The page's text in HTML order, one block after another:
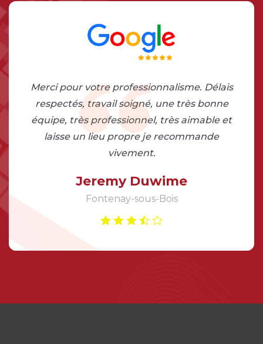
J’ai fait appel à Monsieur Thébault pour un
problème d’étanchéité sur ma couverture
il a très vite résolu le problème Je
recommande.
Villejuif